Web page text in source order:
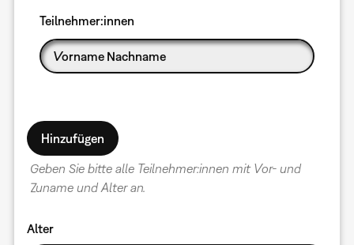
Teilnehmer:innen
Geben Sie bitte alle Teilnehmer:innen mit Vor- und
Zuname und Alter an.
Alter